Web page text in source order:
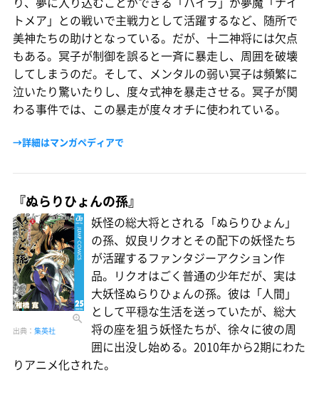
トメア」との戦いで主戦力として活躍するなど、随所で
美神たちの助けとなっている。だが、十二神将には欠点
もある。冥子が制御を誤ると一斉に暴走し、周囲を破壊
してしまうのだ。そして、メンタルの弱い冥子は頻繁に
泣いたり驚いたりし、度々式神を暴走させる。冥子が関
わる事件では、この暴走が度々オチに使われている。
→詳細はマンガペディアで
『ぬらりひょんの孫』
出典： 集英社
妖怪の総大将とされる「ぬらりひょん」
の孫、奴良リクオとその配下の妖怪たち
が活躍するファンタジーアクション作
品。リクオはごく普通の少年だが、実は
大妖怪ぬらりひょんの孫。彼は「人間」
として平穏な生活を送っていたが、総大
将の座を狙う妖怪たちが、徐々に彼の周
囲に出没し始める。2010年から2期にわた
りアニメ化された。